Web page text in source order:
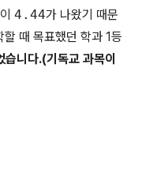
4.44가 나왔기 때문
때 목표했던 학과 1등
니다.(기독교 과목이